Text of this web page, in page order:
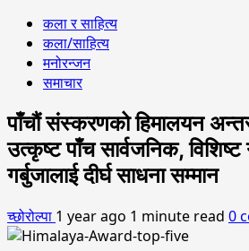
कला र साहित्य
कला/साहित्य
मनोरन्जन
समाचार
पाँचौं संस्करणको हिमालयन
उत्कृष्ट पाँच सार्वजनिक,
गर्बुजालाई दीर्घ साधना सम्मान
च्छोरोल्पा 1 year ago 1 minute read 0